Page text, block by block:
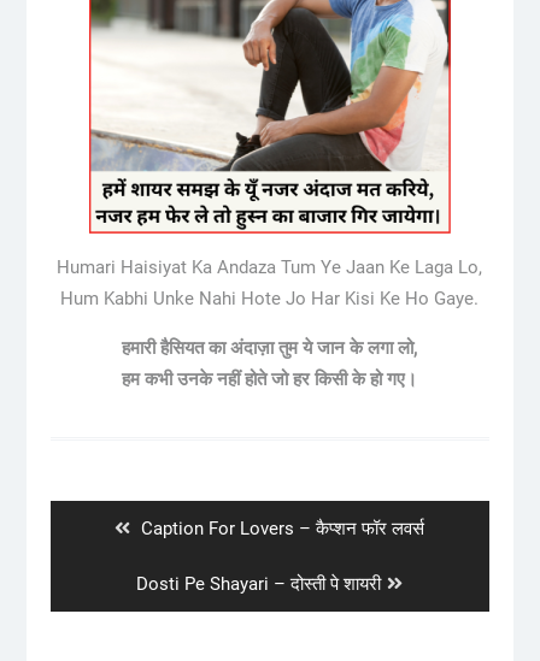
Humari Haisiyat Ka Andaza Tum Ye Jaan Ke Laga Lo,
Hum Kabhi Unke Nahi Hote Jo Har Kisi Ke Ho Gaye.
हमारी हैसियत का अंदाज़ा तुम ये जान के लगा लो,
हम कभी उनके नहीं होते जो हर किसी के हो गए।
Previous
Caption For Lovers – कैप्शन फॉर लवर्स
Next
post:
Dosti Pe Shayari – दोस्ती पे शायरी